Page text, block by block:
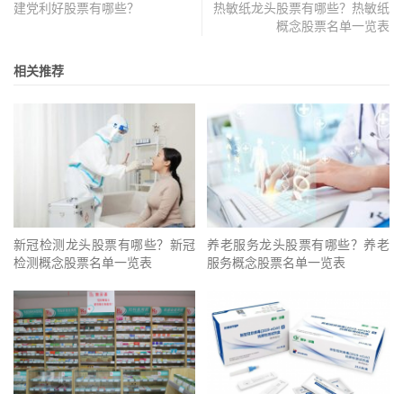
建党利好股票有哪些？
热敏纸龙头股票有哪些？热敏纸
概念股票名单一览表
相关推荐
新冠检测龙头股票有哪些？新冠
检测概念股票名单一览表
养老服务龙头股票有哪些？养老
服务概念股票名单一览表